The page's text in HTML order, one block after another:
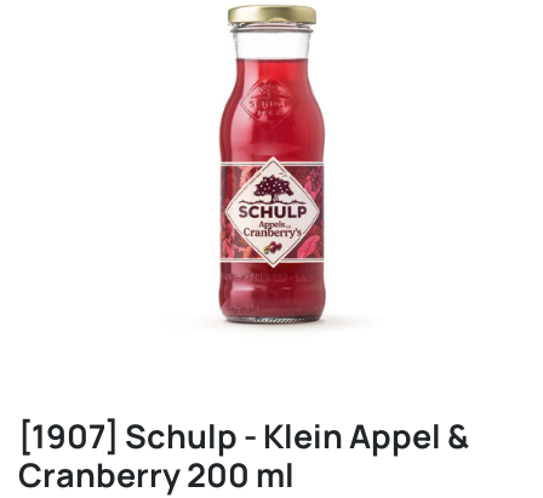
[1907] Schulp - Klein Appel &
Cranberry 200 ml